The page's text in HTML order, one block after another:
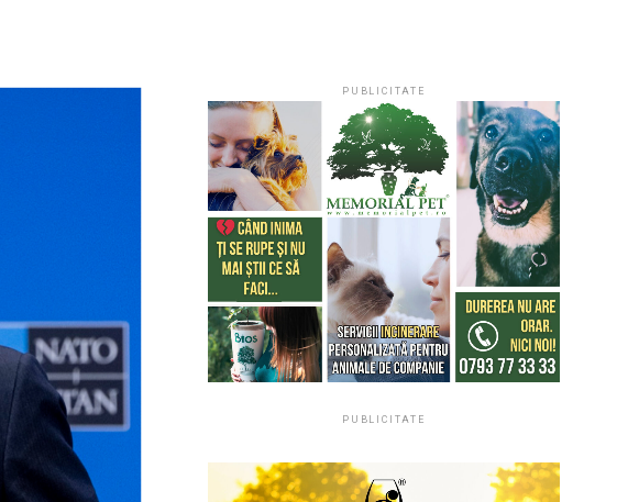
PUBLICITATE
PUBLICITATE